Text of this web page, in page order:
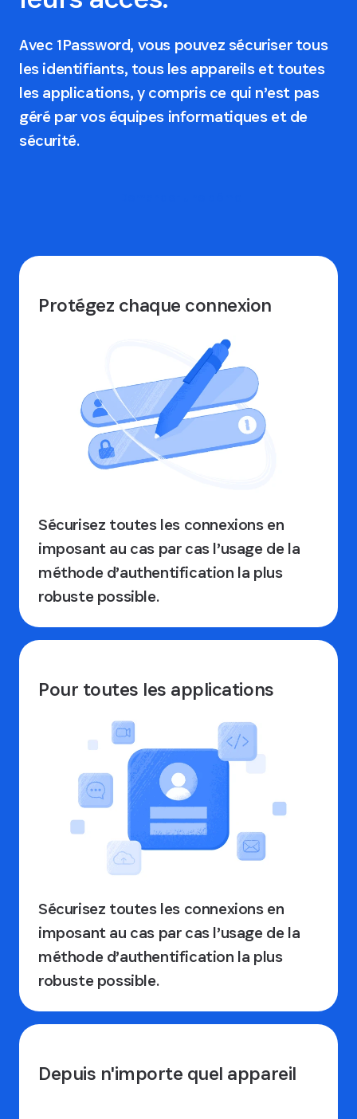
Avec 1Password, vous pouvez sécuriser tous
les identifiants, tous les appareils et toutes
les applications, y compris ce qui n’est pas
géré par vos équipes informatiques et de
sécurité.
Protégez chaque connexion
Sécurisez toutes les connexions en
imposant au cas par cas l’usage de la
méthode d’authentification la plus
robuste possible.
Pour toutes les applications
Sécurisez toutes les connexions en
imposant au cas par cas l’usage de la
méthode d’authentification la plus
robuste possible.
Depuis n'importe quel appareil